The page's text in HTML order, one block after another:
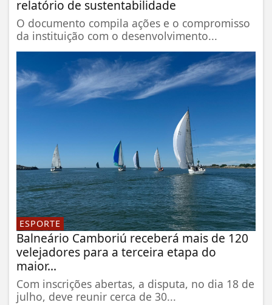
relatório de sustentabilidade
O documento compila ações e o compromisso
da instituição com o desenvolvimento...
ESPORTE
Balneário Camboriú receberá mais de 120
velejadores para a terceira etapa do
maior...
Com inscrições abertas, a disputa, no dia 18 de
julho, deve reunir cerca de 30...